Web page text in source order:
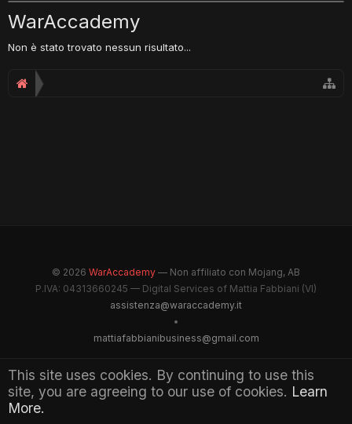
This site uses cookies. By continuing to use this
site, you are agreeing to our use of cookies. Learn
More.
WarAccademy
Non è stato trovato nessun risultato...
© 2026 WarAccademy — Non affiliato con Mojang, AB
P.IVA: 04313660245 — Digital Services of Mattia Fabbiani (VI)
assistenza@waraccademy.it
•
mattiafabbianibusiness@gmail.com
@GhostFabbyz
Maintained by WarAccademy Administrators